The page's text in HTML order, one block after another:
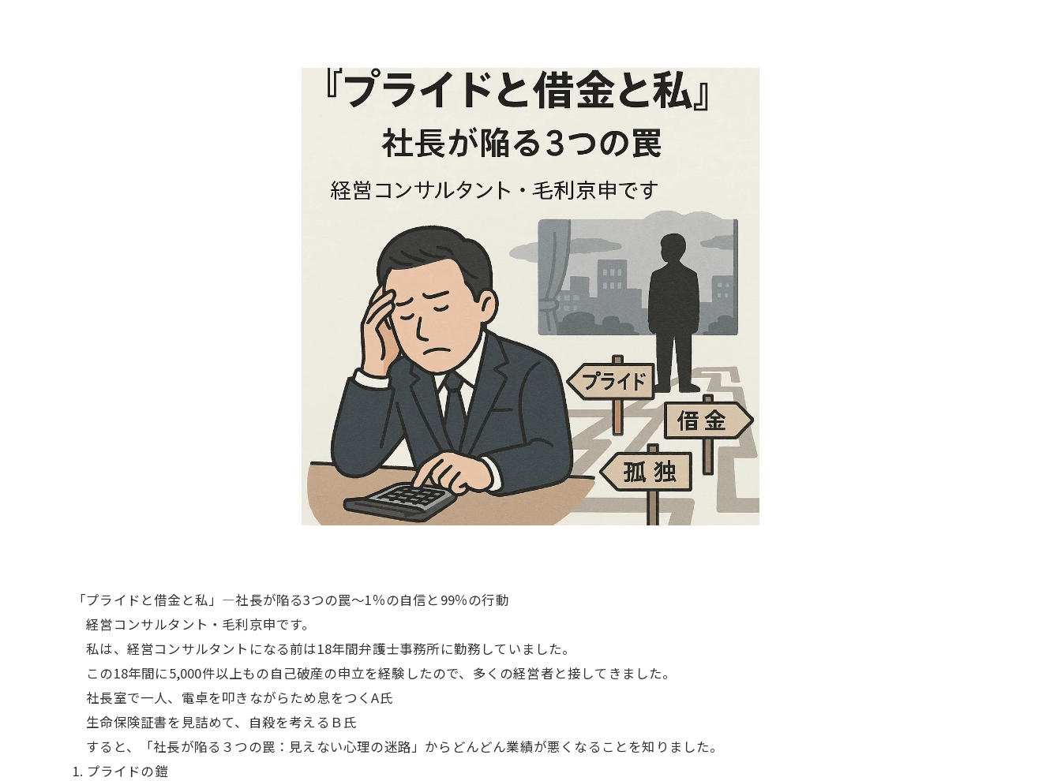
「プライドと借金と私」―社長が陥る3つの罠～1％の自信と99％の行動
経営コンサルタント・毛利京申です。
私は、経営コンサルタントになる前は18年間弁護士事務所に勤務していました。
この18年間に5,000件以上もの自己破産の申立を経験したので、多くの経営者と接してきました。
社長室で一人、電卓を叩きながらため息をつくA氏
生命保険証書を見詰めて、自殺を考えるＢ氏
すると、「社長が陥る３つの罠：見えない心理の迷路」からどんどん業績が悪くなることを知りました。
1. プライドの鎧